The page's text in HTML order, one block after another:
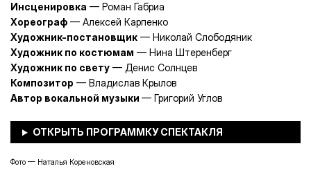
Инсценировка — Роман Габриа
Хореограф — Алексей Карпенко
Художник-постановщик — Николай Слободяник
Художник по костюмам — Нина Штеренберг
Художник по свету — Денис Солнцев
Композитор — Владислав Крылов
Автор вокальной музыки — Григорий Углов
Фото — Наталья Кореновская